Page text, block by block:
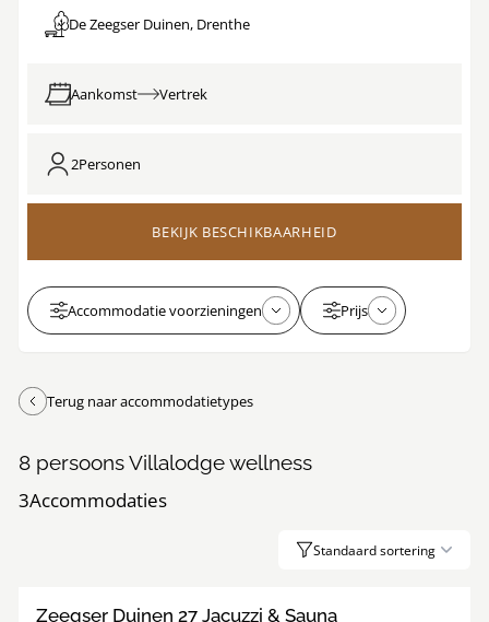
De Zeegser Duinen, Drenthe
Aankomst Vertrek
2Personen
BEKIJK BESCHIKBAARHEID
Accommodatie voorzieningen Prijs
Terug naar accommodatietypes
8 persoons Villalodge wellness
3Accommodaties
Standaard sortering
1/
8.9
Zeegser Duinen 27 Jacuzzi & Sauna